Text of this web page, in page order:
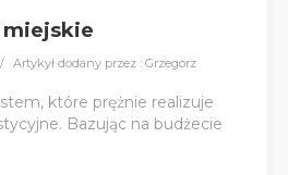
Artykył dodany przez : Grzegorz
które prężnie realizuje
Bazując na budżecie